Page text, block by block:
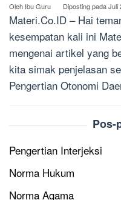
Oleh Ibu Guru Diposting padaJuli
Materi.Co.ID – Hai
kesempatan kali ini
mengenai artikel yang
kita simak penjelasan
Pengertian Otonomi
Pos-
Pengertian Interjeksi
Norma Hukum
Norma Agama